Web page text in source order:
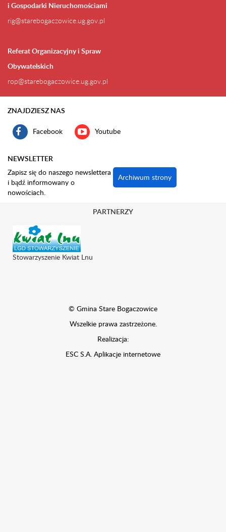
i Gospodarki Nieruchomościami
rig@starebogaczowice.ug.gov.pl
Referat Organizacyjny i Spraw
Obywatelskich
rop@starebogaczowice.ug.gov.pl
ZNAJDZIESZ NAS
Facebook Youtube
NEWSLETTER
Zapisz się do naszego newslettera
i bądź informowany o
nowościach.
Archiwum strony
© Gmina Stare Bogaczowice
Wszelkie prawa zastrzeżone.
Realizacja:
ESC S.A. Aplikacje internetowe
PARTNERZY
Stowarzyszenie Kwiat Lnu